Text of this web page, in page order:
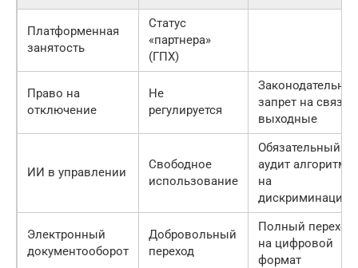
Платформенная
занятость
Статус
«партнера»
(ГПХ)
Право на
отключение
Не
регулируется
запрет на связь
выходные
ИИ в управлении
Свободное
использование
Обязательный
аудит
на
дискриминацию
Электронный
документооборот
Добровольный
переход
Полный переход
на цифровой
формат